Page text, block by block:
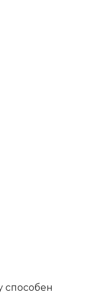
способен